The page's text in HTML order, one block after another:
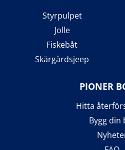
Styrpulpet
Jolle
Fiskebåt
Skärgårdsjeep
PIONER
Hitta
Bygg din